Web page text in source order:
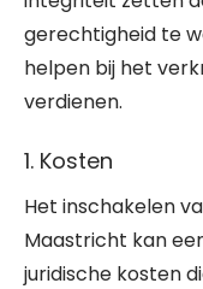
gerechtigheid te
helpen bij het
verdienen.
1. Kosten
Het inschakelen
Maastricht kan
juridische kosten